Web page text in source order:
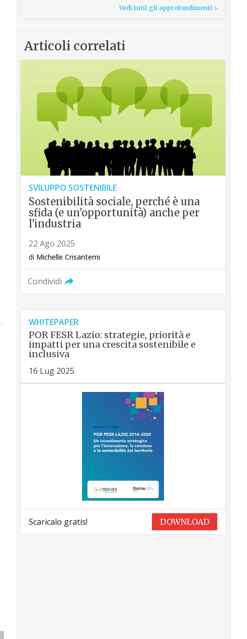
Vedi tutti gli approfondimenti >
Articoli correlati
SVILUPPO SOSTENIBILE
Sostenibilità sociale, perché è una
sfida (e un'opportunità) anche per
l'industria
22 Ago 2025
di Michelle Crisantemi
Condividi
WHITEPAPER
POR FESR Lazio: strategie, priorità e
impatti per una crescita sostenibile e
inclusiva
16 Lug 2025
Scaricalo gratis! DOWNLOAD